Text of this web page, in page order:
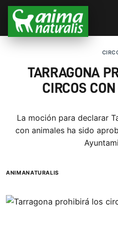
TARRAGONA
CIRCOS
La moción para declarar
con animales ha sido
ANIMANATURALIS